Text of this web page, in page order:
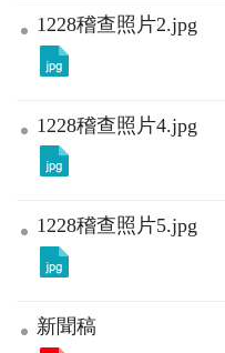
1228稽查照片2.jpg
1228稽查照片4.jpg
1228稽查照片5.jpg
新聞稿